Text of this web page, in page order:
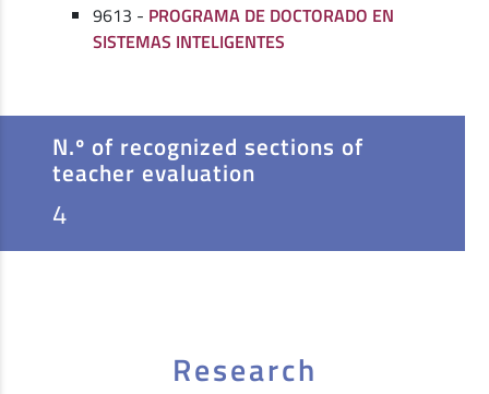
9613 - PROGRAMA DE DOCTORADO EN
SISTEMAS INTELIGENTES
N.º of recognized sections of
teacher evaluation
4
Research